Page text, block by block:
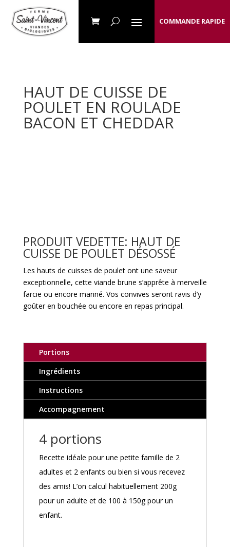
COMMANDE RAPIDE
HAUT DE CUISSE DE
POULET EN ROULADE
BACON ET CHEDDAR
PRODUIT VEDETTE: HAUT DE
CUISSE DE POULET DÉSOSSÉ
Les hauts de cuisses de poulet ont une saveur
exceptionnelle, cette viande brune s’apprête à merveille
farcie ou encore mariné. Vos convives seront ravis d’y
goûter en bouchée ou encore en repas principal.
Portions
Ingrédients
Instructions
Accompagnement
4 portions
Recette idéale pour une petite famille de 2
adultes et 2 enfants ou bien si vous recevez
des amis! L’on calcul habituellement 200g
pour un adulte et de 100 à 150g pour un
enfant.